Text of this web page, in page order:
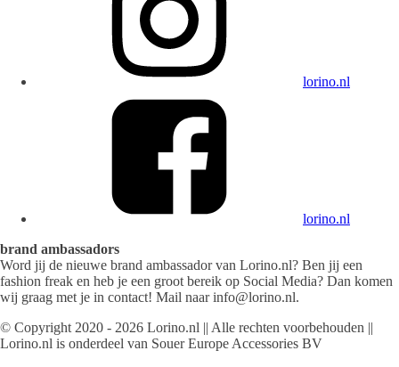
lorino.nl
lorino.nl
brand ambassadors
Word jij de nieuwe brand ambassador van Lorino.nl? Ben jij een
fashion freak en heb je een groot bereik op Social Media? Dan komen
wij graag met je in contact! Mail naar info@lorino.nl.
© Copyright 2020 - 2026 Lorino.nl || Alle rechten voorbehouden ||
Lorino.nl is onderdeel van Souer Europe Accessories BV